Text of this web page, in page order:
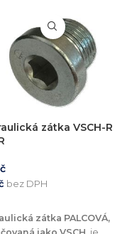
zátka VSCH-R
bez DPH
zátka PALCOVÁ,